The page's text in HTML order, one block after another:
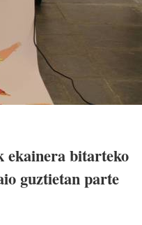
ekainera bitarteko
guztietan parte